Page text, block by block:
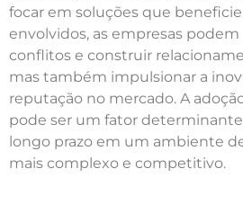
focar em soluções que
envolvidos, as empresas
conflitos e construir
mas também impulsionar a
reputação no mercado. A
pode ser um fator determinante
longo prazo em um ambiente
mais complexo e competitivo.